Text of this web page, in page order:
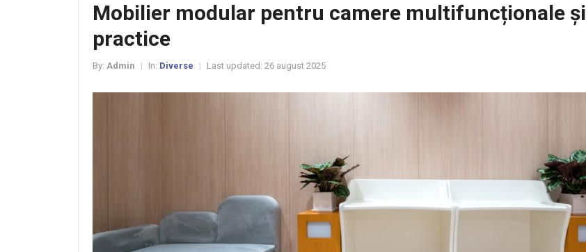
Mobilier modular pentru camere multifuncționale și
practice
By: Admin In: Diverse Last updated: 26 august 2025